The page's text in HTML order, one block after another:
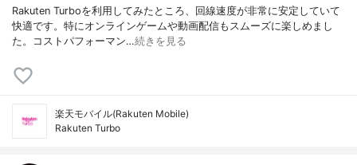
Rakuten Turboを利用してみたところ、回線速度が非常に安定していて
快適です。特にオンラインゲームや動画配信もスムーズに楽しめまし
た。コストパフォーマン…続きを見る
楽天モバイル(Rakuten Mobile)
Rakuten Turbo